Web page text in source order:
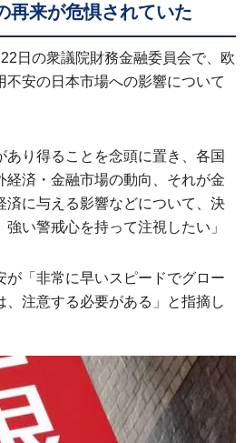
再来が危惧されていた
日の衆議院財務金融委員会で、欧
不安の日本市場への影響について
あり得ることを念頭に置き、各国
経済・金融市場の動向、それが金
済に与える影響などについて、決
い警戒心を持って注視したい」
が「非常に早いスピードでグロー
、注意する必要がある」と指摘し